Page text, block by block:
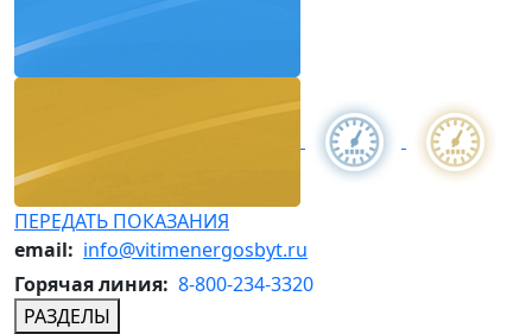
ПЕРЕДАТЬ ПОКАЗАНИЯ
email: info@vitimenergosbyt.ru
Горячая линия: 8-800-234-3320
РАЗДЕЛЫ